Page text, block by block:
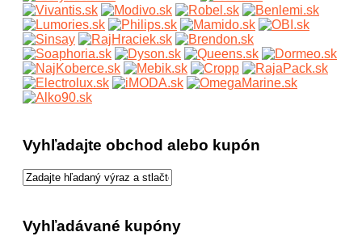
Vyhľadajte obchod alebo kupón
Vyhľadávané kupóny